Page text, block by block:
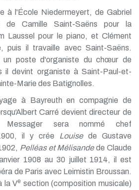
à l'École Niedermeyert, de Gabriel
de Camille Saint-Saëns pour la
Laussel pour le piano, et Clément
puis il travaille avec Saint-Saëns.
un poste d'organiste du chœur de
il devint organiste à Saint-Paul-et-
Marie des Batignolles.
à Bayreuth en compagnie de
Carré devient directeur de
Messager sera nommé chef
il y crée Louisede Gustave
Pelléas et Mélisandede Claude
1908 au 30 juillet 1914, il est
de Paris avec Leimistin Broussan.
la Ve section (composition musicale)